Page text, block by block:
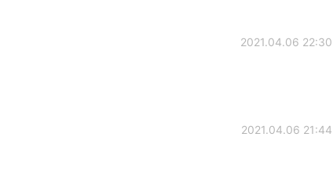
2021.04.06 22:30
2021.04.06 21:44